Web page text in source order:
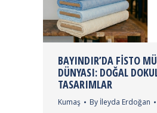
BAYINDIR’DA FISTO
DÜNYASI: DOĞAL
TASARIMLAR
Kumaş By İleyda Erdoğan